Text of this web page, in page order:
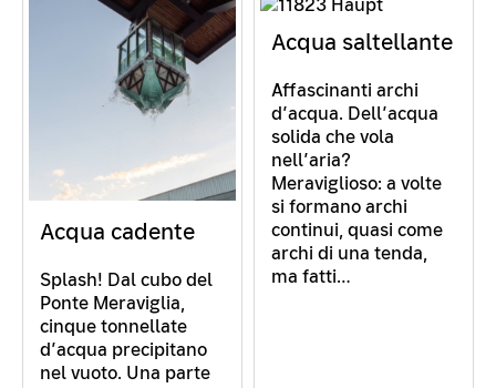
Acqua cadente
Splash! Dal cubo del
Ponte Meraviglia,
cinque tonnellate
d’acqua precipitano
nel vuoto. Una parte
Acqua saltellante
Affascinanti archi
d’acqua. Dell’acqua
solida che vola
nell’aria?
Meraviglioso: a volte
si formano archi
continui, quasi come
archi di una tenda,
ma fatti…